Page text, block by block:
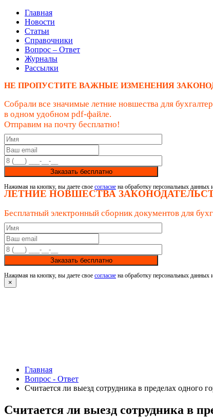
Главная
Новости
Статьи
Справочники
Вопрос – Ответ
Журналы
Рассылки
НЕ ПРОПУСТИТЕ ВАЖНЫЕ ИЗМЕНЕНИЯ
Собрали все значимые летние новшества для
в одном удобном pdf-файле.
Отправим на почту бесплатно!
Заказать бесплатно
Нажимая на кнопку, вы даете свое согласие на обработку персональных данных
ЛЕТНИЕ НОВШЕСТВА
Бесплатный электронный сборник документов для
Заказать бесплатно
Нажимая на кнопку, вы даете свое согласие на обработку персональных данных
×
Главная
Вопрос - Ответ
Считается ли выезд сотрудника в пределах одного
Считается ли выезд сотрудника в